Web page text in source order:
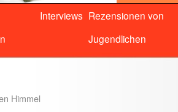
Interviews Rezensionen von
Jugendlichen
Himmel